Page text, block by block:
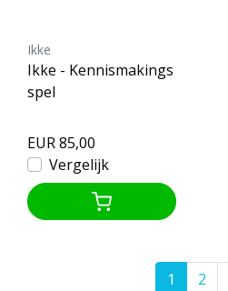
Ikke
Ikke - Kennismakings
spel
EUR 85,00
Vergelijk
1 2